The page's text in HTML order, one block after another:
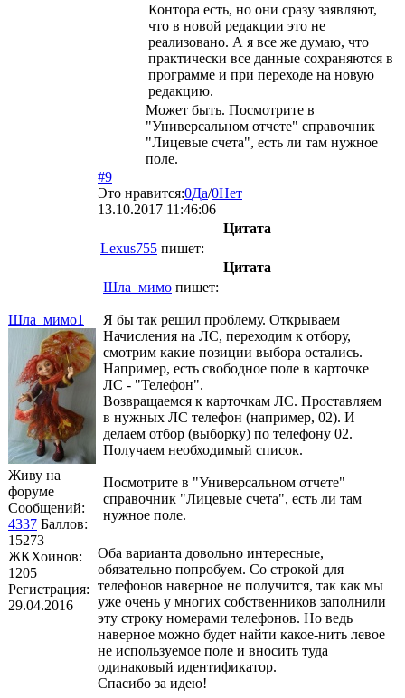
Контора есть, но они сразу заявляют,
что в новой редакции это не
реализовано. А я все же думаю, что
практически все данные сохраняются в
программе и при переходе на новую
редакцию.
Может быть. Посмотрите в
"Универсальном отчете" справочник
"Лицевые счета", есть ли там нужное
поле.
Шла_мимо1
Живу на
форуме
Сообщений:
4337 Баллов:
15273
ЖКХоинов:
1205
Регистрация:
29.04.2016
#9
Это нравится:0Да/0Нет
13.10.2017 11:46:06
Цитата
Lexus755 пишет:
Цитата
Шла_мимо пишет:
Я бы так решил проблему. Открываем
Начисления на ЛС, переходим к отбору,
смотрим какие позиции выбора остались.
Например, есть свободное поле в карточке
ЛС - "Телефон".
Возвращаемся к карточкам ЛС. Проставляем
в нужных ЛС телефон (например, 02). И
делаем отбор (выборку) по телефону 02.
Получаем необходимый список.
Посмотрите в "Универсальном отчете"
справочник "Лицевые счета", есть ли там
нужное поле.
Оба варианта довольно интересные,
обязательно попробуем. Со строкой для
телефонов наверное не получится, так как мы
уже очень у многих собственников заполнили
эту строку номерами телефонов. Но ведь
наверное можно будет найти какое-нить левое
не используемое поле и вносить туда
одинаковый идентификатор.
Спасибо за идею!